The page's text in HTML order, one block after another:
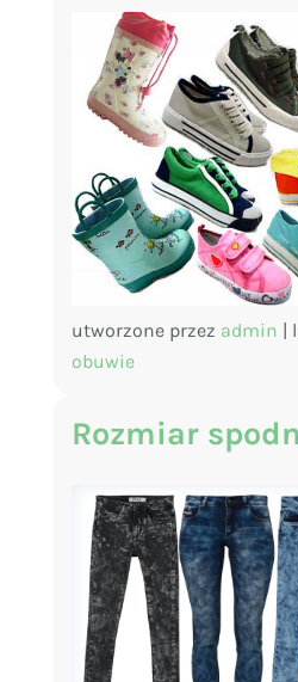
utworzone przez admin |
obuwie
Rozmiar